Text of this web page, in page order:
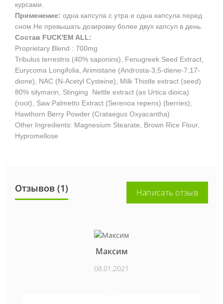
курсами.
Применение: одна капсула с утра и одна капсула перед
сном.Не превышать дозировку более двух капсул в день.
Состав FUCK'EM ALL:
Proprietary Blend : 700mg
Tribulus terrestris (40% saponins), Fenugreek Seed Extract,
Eurycoma Longifolia, Arimistane (Androsta-3,5-diene-7,17-
dione), NAC (N-Acetyl Cysteine), Milk Thistle extract (seed)
80% silymarin, Stinging Nettle extract (as Urtica dioica)
(root), Saw Palmetto Extract (Serenoa repens) (berries),
Hawthorn Berry Powder (Crataegus Oxyacantha)
Other Ingredients: Magnesium Stearate, Brown Rice Flour,
Hypromellose
Отзывов (1) Написать отзыв
Максим
08.01.2021